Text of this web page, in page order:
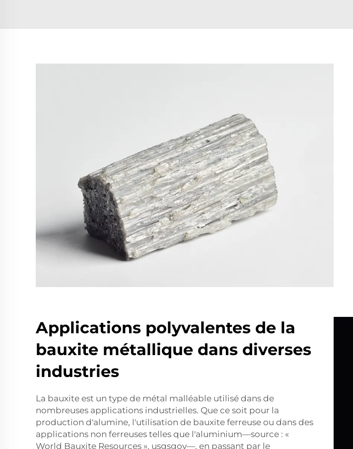
Applications polyvalentes de la
bauxite métallique dans diverses
industries
La bauxite est un type de métal malléable utilisé dans de
nombreuses applications industrielles. Que ce soit pour la
production d'alumine, l'utilisation de bauxite ferreuse ou dans des
applications non ferreuses telles que l'aluminium—source : «
World Bauxite Resources », usgsgov—, en passant par le